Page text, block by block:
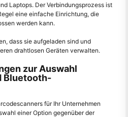
Laptops. Der Verbindungsprozess ist
eine einfache Einrichtung, die
werden kann.
dass sie aufgeladen sind und
drahtlosen Geräten verwalten.
zur Auswahl
Bluetooth-
für Ihr Unternehmen
einer Option gegenüber der